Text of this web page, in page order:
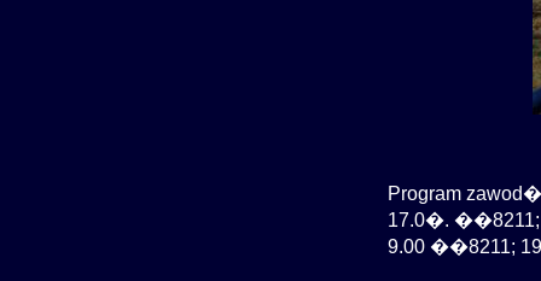
Program
17.0�. ��8211;
9.00 ��8211;